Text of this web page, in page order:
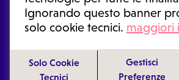
Ignorando questo banner
solo cookie tecnici. maggiori
Solo Cookie
Tecnici
Gestisci
Preferenze